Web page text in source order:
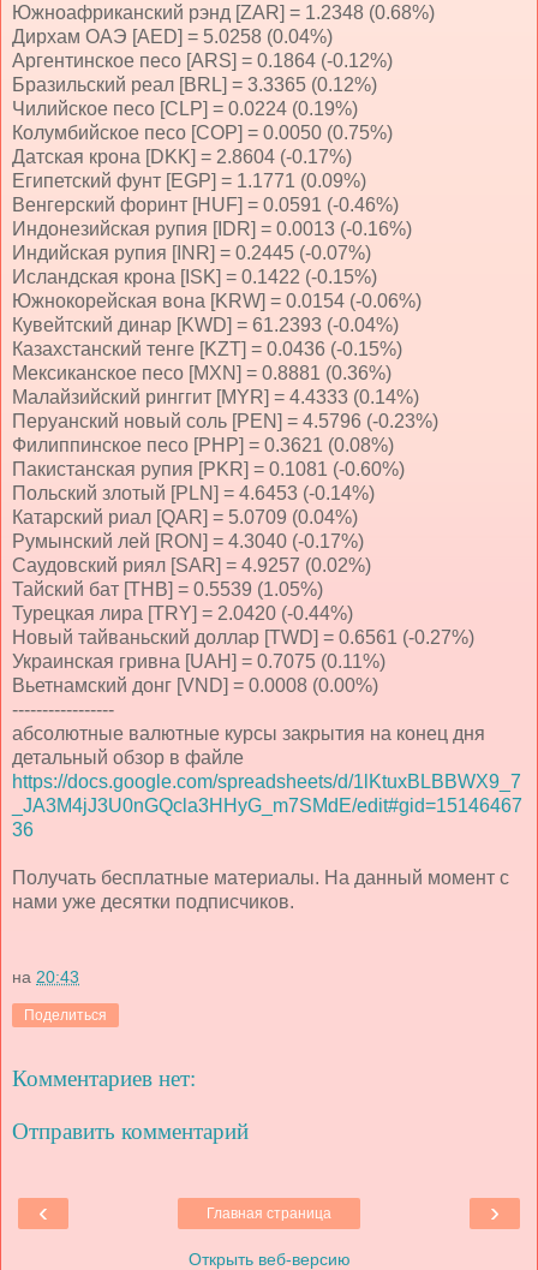
Южноафриканский рэнд [ZAR] = 1.2348 (0.68%)
Дирхам ОАЭ [AED] = 5.0258 (0.04%)
Аргентинское песо [ARS] = 0.1864 (-0.12%)
Бразильский реал [BRL] = 3.3365 (0.12%)
Чилийское песо [CLP] = 0.0224 (0.19%)
Колумбийское песо [COP] = 0.0050 (0.75%)
Датская крона [DKK] = 2.8604 (-0.17%)
Египетский фунт [EGP] = 1.1771 (0.09%)
Венгерский форинт [HUF] = 0.0591 (-0.46%)
Индонезийская рупия [IDR] = 0.0013 (-0.16%)
Индийская рупия [INR] = 0.2445 (-0.07%)
Исландская крона [ISK] = 0.1422 (-0.15%)
Южнокорейская вона [KRW] = 0.0154 (-0.06%)
Кувейтский динар [KWD] = 61.2393 (-0.04%)
Казахстанский тенге [KZT] = 0.0436 (-0.15%)
Мексиканское песо [MXN] = 0.8881 (0.36%)
Малайзийский ринггит [MYR] = 4.4333 (0.14%)
Перуанский новый соль [PEN] = 4.5796 (-0.23%)
Филиппинское песо [PHP] = 0.3621 (0.08%)
Пакистанская рупия [PKR] = 0.1081 (-0.60%)
Польский злотый [PLN] = 4.6453 (-0.14%)
Катарский риал [QAR] = 5.0709 (0.04%)
Румынский лей [RON] = 4.3040 (-0.17%)
Саудовский риял [SAR] = 4.9257 (0.02%)
Тайский бат [THB] = 0.5539 (1.05%)
Турецкая лира [TRY] = 2.0420 (-0.44%)
Новый тайваньский доллар [TWD] = 0.6561 (-0.27%)
Украинская гривна [UAH] = 0.7075 (0.11%)
Вьетнамский донг [VND] = 0.0008 (0.00%)
-----------------
абсолютные валютные курсы закрытия на конец дня
детальный обзор в файле
https://docs.google.com/spreadsheets/d/1lKtuxBLBBWX9_7
_JA3M4jJ3U0nGQcla3HHyG_m7SMdE/edit#gid=15146467
36
Получать бесплатные материалы. На данный момент с
нами уже десятки подписчиков.
на 20:43
Поделиться
Комментариев нет:
Отправить комментарий
‹ ›
Главная страница
Открыть веб-версию